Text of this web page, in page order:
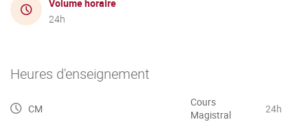
Volume horaire
24h
Heures d'enseignement
CM
Cours
Magistral
24h